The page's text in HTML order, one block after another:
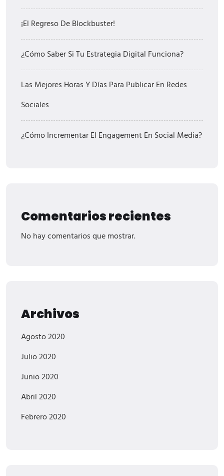
¡El Regreso De Blockbuster!
¿Cómo Saber Si Tu Estrategia Digital Funciona?
Las Mejores Horas Y Días Para Publicar En Redes
Sociales
¿Cómo Incrementar El Engagement En Social Media?
Comentarios recientes
No hay comentarios que mostrar.
Archivos
Agosto 2020
Julio 2020
Junio 2020
Abril 2020
Febrero 2020